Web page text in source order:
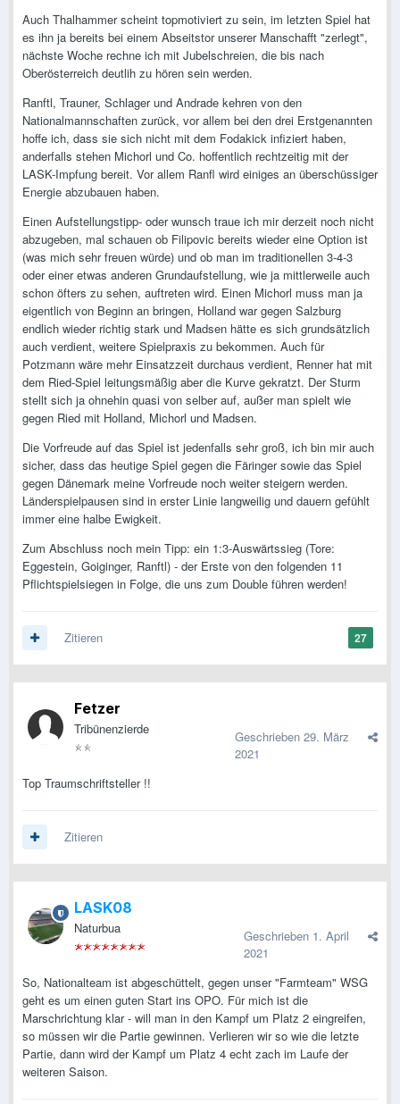
Auch Thalhammer scheint topmotiviert zu sein, im letzten Spiel hat
es ihn ja bereits bei einem Abseitstor unserer Manschafft "zerlegt",
nächste Woche rechne ich mit Jubelschreien, die bis nach
Oberösterreich deutlih zu hören sein werden.
Ranftl, Trauner, Schlager und Andrade kehren von den
Nationalmannschaften zurück, vor allem bei den drei Erstgenannten
hoffe ich, dass sie sich nicht mit dem Fodakick infiziert haben,
anderfalls stehen Michorl und Co. hoffentlich rechtzeitig mit der
LASK-Impfung bereit. Vor allem Ranfl wird einiges an überschüssiger
Energie abzubauen haben.
Einen Aufstellungstipp- oder wunsch traue ich mir derzeit noch nicht
abzugeben, mal schauen ob Filipovic bereits wieder eine Option ist
(was mich sehr freuen würde) und ob man im traditionellen 3-4-3
oder einer etwas anderen Grundaufstellung, wie ja mittlerweile auch
schon öfters zu sehen, auftreten wird. Einen Michorl muss man ja
eigentlich von Beginn an bringen, Holland war gegen Salzburg
endlich wieder richtig stark und Madsen hätte es sich grundsätzlich
auch verdient, weitere Spielpraxis zu bekommen. Auch für
Potzmann wäre mehr Einsatzzeit durchaus verdient, Renner hat mit
dem Ried-Spiel leitungsmäßig aber die Kurve gekratzt. Der Sturm
stellt sich ja ohnehin quasi von selber auf, außer man spielt wie
gegen Ried mit Holland, Michorl und Madsen.
Die Vorfreude auf das Spiel ist jedenfalls sehr groß, ich bin mir auch
sicher, dass das heutige Spiel gegen die Färinger sowie das Spiel
gegen Dänemark meine Vorfreude noch weiter steigern werden.
Länderspielpausen sind in erster Linie langweilig und dauern gefühlt
immer eine halbe Ewigkeit.
Zum Abschluss noch mein Tipp: ein 1:3-Auswärtssieg (Tore:
Eggestein, Goiginger, Ranftl) - der Erste von den folgenden 11
Pflichtspielsiegen in Folge, die uns zum Double führen werden!
27
Zitieren
Fetzer
Tribünenzierde Geschrieben 29. März
2021
Top Traumschriftsteller !!
Zitieren
LASK08
Naturbua Geschrieben 1. April
2021
So, Nationalteam ist abgeschüttelt, gegen unser "Farmteam" WSG
geht es um einen guten Start ins OPO. Für mich ist die
Marschrichtung klar - will man in den Kampf um Platz 2 eingreifen,
so müssen wir die Partie gewinnen. Verlieren wir so wie die letzte
Partie, dann wird der Kampf um Platz 4 echt zach im Laufe der
weiteren Saison.